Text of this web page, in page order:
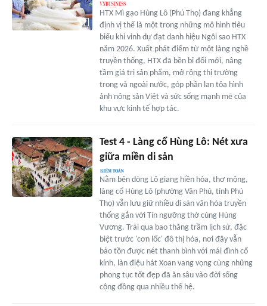
HTX Mì gạo Hùng Lô (Phú Thọ) đang khẳng
định vị thế là một trong những mô hình tiêu
biểu khi vinh dự đạt danh hiệu Ngôi sao HTX
năm 2026. Xuất phát điểm từ một làng nghề
truyền thống, HTX đã bền bỉ đổi mới, nâng
tầm giá trị sản phẩm, mở rộng thị trường
trong và ngoài nước, góp phần lan tỏa hình
ảnh nông sản Việt và sức sống mạnh mẽ của
khu vực kinh tế hợp tác.
Test 4 - Làng cổ Hùng Lô: Nét xưa
giữa miền di sản
Nằm bên dòng Lô giang hiền hòa, thơ mộng,
làng cổ Hùng Lô (phường Vân Phú, tỉnh Phú
Thọ) vẫn lưu giữ nhiều di sản văn hóa truyền
thống gắn với Tín ngưỡng thờ cúng Hùng
Vương. Trải qua bao thăng trầm lịch sử, đặc
biệt trước 'cơn lốc' đô thị hóa, nơi đây vẫn
bảo tồn được nét thanh bình với mái đình cổ
kính, làn điệu hát Xoan vang vọng cùng những
phong tục tốt đẹp đã ăn sâu vào đời sống
cộng đồng qua nhiều thế hệ.